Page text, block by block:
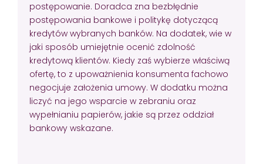
postępowanie. Doradca zna bezbłędnie
postępowania bankowe i politykę dotyczącą
kredytów wybranych banków. Na dodatek, wie w
jaki sposób umiejętnie ocenić zdolność
kredytową klientów. Kiedy zaś wybierze właściwą
ofertę, to z upoważnienia konsumenta fachowo
negocjuje założenia umowy. W dodatku można
liczyć na jego wsparcie w zebraniu oraz
wypełnianiu papierów, jakie są przez oddział
bankowy wskazane.